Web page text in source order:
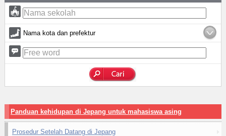
Nama kota dan prefektur
Panduan kehidupan di Jepang untuk mahasiswa asing
Prosedur Setelah Datang di Jepang